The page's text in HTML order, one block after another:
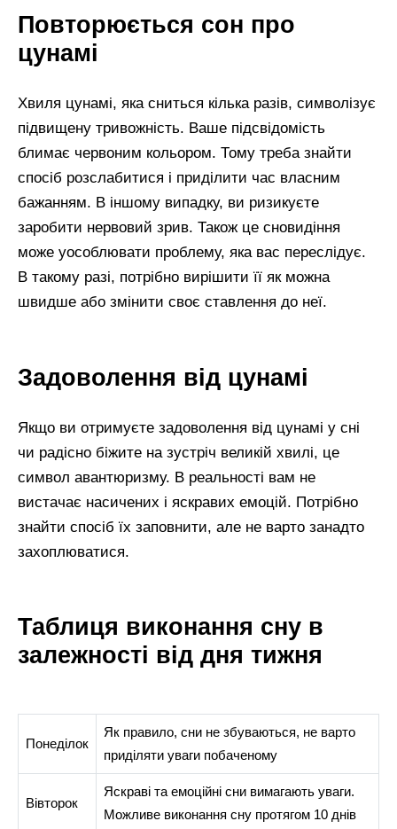
Повторюється сон про
цунамі
Хвиля цунамі, яка сниться кілька разів, символізує
підвищену тривожність. Ваше підсвідомість
блимає червоним кольором. Тому треба знайти
спосіб розслабитися і приділити час власним
бажанням. В іншому випадку, ви ризикуєте
заробити нервовий зрив. Також це сновидіння
може уособлювати проблему, яка вас переслідує.
В такому разі, потрібно вирішити її як можна
швидше або змінити своє ставлення до неї.
Задоволення від цунамі
Якщо ви отримуєте задоволення від цунамі у сні
чи радісно біжите на зустріч великій хвилі, це
символ авантюризму. В реальності вам не
вистачає насичених і яскравих емоцій. Потрібно
знайти спосіб їх заповнити, але не варто занадто
захоплюватися.
Таблиця виконання сну в
залежності від дня тижня
Понеділок
Як правило, сни не збуваються, не варто
приділяти уваги побаченому
Вівторок
Яскраві та емоційні сни вимагають уваги.
Можливе виконання сну протягом 10 днів